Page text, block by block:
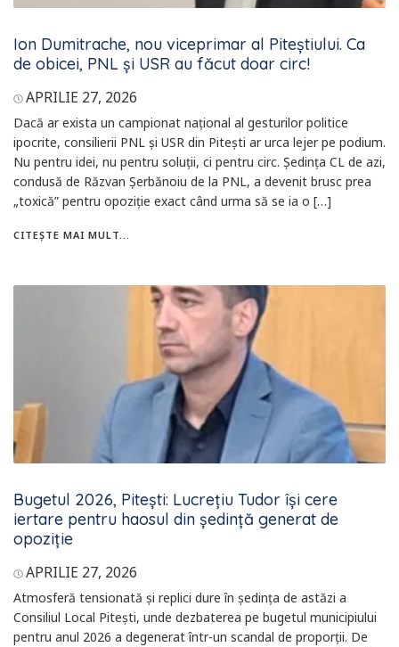
Ion Dumitrache, nou viceprimar al Piteștiului. Ca
de obicei, PNL și USR au făcut doar circ!
APRILIE 27, 2026
Dacă ar exista un campionat național al gesturilor politice
ipocrite, consilierii PNL și USR din Pitești ar urca lejer pe podium.
Nu pentru idei, nu pentru soluții, ci pentru circ. Ședința CL de azi,
condusă de Răzvan Șerbănoiu de la PNL, a devenit brusc prea
„toxică” pentru opoziție exact când urma să se ia o […]
CITEȘTE MAI MULT...
Bugetul 2026, Pitești: Lucrețiu Tudor își cere
iertare pentru haosul din ședință generat de
opoziție
APRILIE 27, 2026
Atmosferă tensionată și replici dure în ședința de astăzi a
Consiliul Local Pitești, unde dezbaterea pe bugetul municipiului
pentru anul 2026 a degenerat într-un scandal de proporții. De